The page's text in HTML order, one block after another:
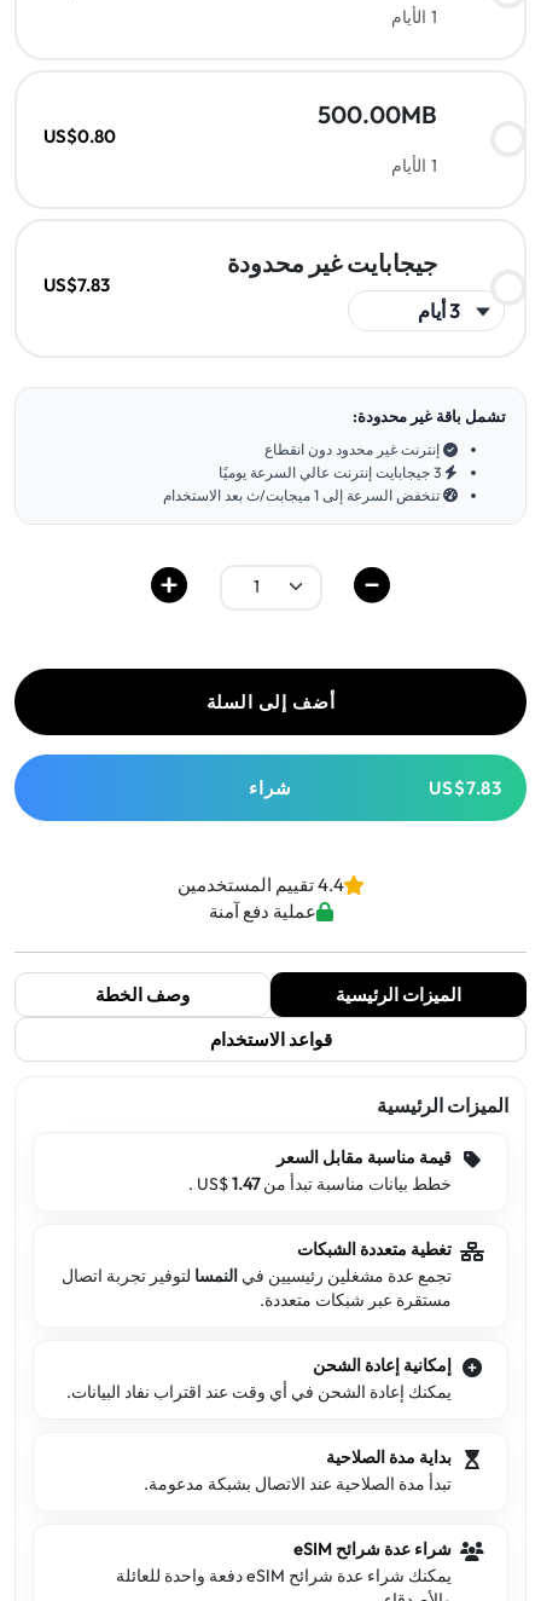
1 الأيام
500.00MB
1 الأيام
US$0.80
جيجابايت غير محدودة
US$7.83
تشمل باقة غير محدودة:
إنترنت غير محدود دون انقطاع
3 جيجابايت إنترنت عالي السرعة يوميًا
تنخفض السرعة إلى 1 ميجابت/ث بعد الاستخدام
أضف إلى السلة
شراء US$7.83
4.4 تقييم المستخدمين
عملية دفع آمنة
الميزات الرئيسية
وصف الخطة
قواعد الاستخدام
الميزات الرئيسية
قيمة مناسبة مقابل السعر
خطط بيانات مناسبة تبدأ من US$1.47
.
تغطية متعددة الشبكات
تجمع عدة مشغلين رئيسيين في النمسا لتوفير تجربة اتصال
مستقرة عبر شبكات متعددة.
إمكانية إعادة الشحن
يمكنك إعادة الشحن في أي وقت عند اقتراب نفاد البيانات.
بداية مدة الصلاحية
تبدأ مدة الصلاحية عند الاتصال بشبكة مدعومة.
شراء عدة شرائح eSIM
يمكنك شراء عدة شرائح eSIM دفعة واحدة للعائلة